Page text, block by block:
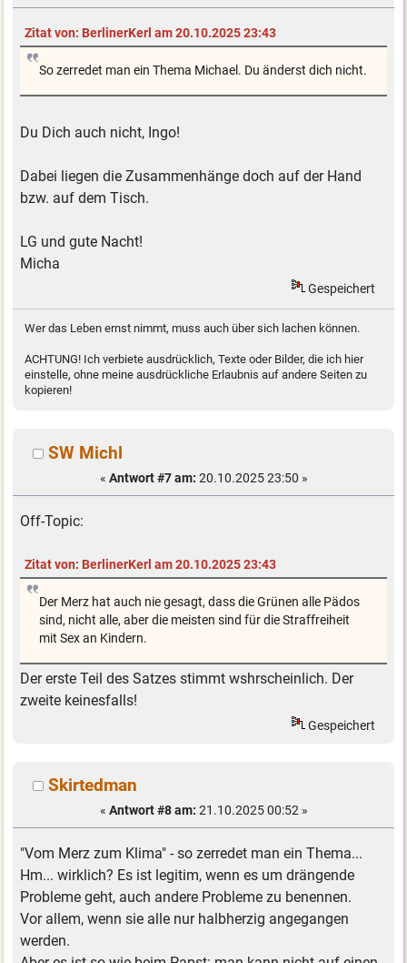
Zitat von: BerlinerKerl am 20.10.2025 23:43
So zerredet man ein Thema Michael. Du änderst dich nicht.
Du Dich auch nicht, Ingo!
Dabei liegen die Zusammenhänge doch auf der Hand
bzw. auf dem Tisch.
LG und gute Nacht!
Micha
Gespeichert
Wer das Leben ernst nimmt, muss auch über sich lachen können.
ACHTUNG! Ich verbiete ausdrücklich, Texte oder Bilder, die ich hier
einstelle, ohne meine ausdrückliche Erlaubnis auf andere Seiten zu
kopieren!
SW Michl
« Antwort #7 am: 20.10.2025 23:50 »
Off-Topic:
Zitat von: BerlinerKerl am 20.10.2025 23:43
Der Merz hat auch nie gesagt, dass die Grünen alle Pädos
sind, nicht alle, aber die meisten sind für die Straffreiheit
mit Sex an Kindern.
Der erste Teil des Satzes stimmt wshrscheinlich. Der
zweite keinesfalls!
Gespeichert
Skirtedman
« Antwort #8 am: 21.10.2025 00:52 »
"Vom Merz zum Klima" - so zerredet man ein Thema...
Hm... wirklich? Es ist legitim, wenn es um drängende
Probleme geht, auch andere Probleme zu benennen.
Vor allem, wenn sie alle nur halbherzig angegangen
werden.